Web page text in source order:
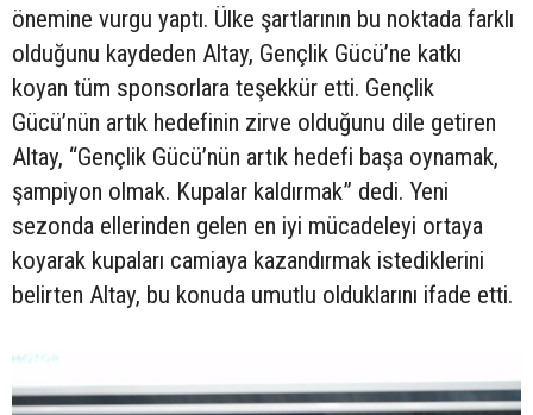
önemine vurgu yaptı. Ülke şartlarının bu noktada farklı
olduğunu kaydeden Altay, Gençlik Gücü’ne katkı
koyan tüm sponsorlara teşekkür etti. Gençlik
Gücü’nün artık hedefinin zirve olduğunu dile getiren
Altay, “Gençlik Gücü’nün artık hedefi başa oynamak,
şampiyon olmak. Kupalar kaldırmak” dedi. Yeni
sezonda ellerinden gelen en iyi mücadeleyi ortaya
koyarak kupaları camiaya kazandırmak istediklerini
belirten Altay, bu konuda umutlu olduklarını ifade etti.